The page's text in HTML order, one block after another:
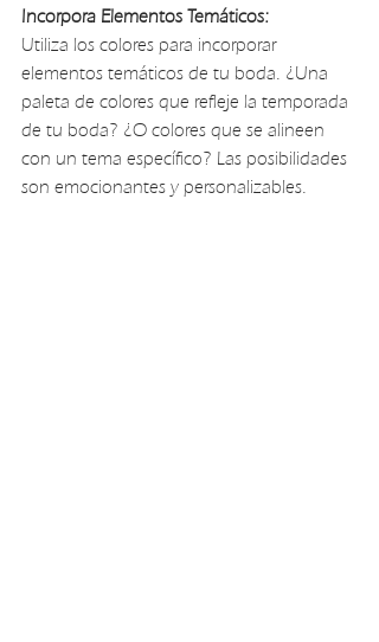
Incorpora Elementos Temáticos:
Utiliza los colores para incorporar
elementos temáticos de tu boda. ¿Una
paleta de colores que refleje la temporada
de tu boda? ¿O colores que se alineen
con un tema específico? Las posibilidades
son emocionantes y personalizables.